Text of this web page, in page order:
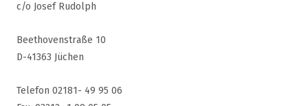
c/o Josef Rudolph
Beethovenstraße 10
D-41363 Jüchen
Telefon 02181- 49 95 06